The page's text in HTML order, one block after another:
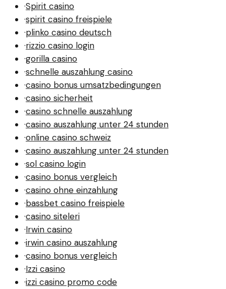
·Spirit casino
·spirit casino freispiele
·plinko casino deutsch
·rizzio casino login
·gorilla casino
·schnelle auszahlung casino
·casino bonus umsatzbedingungen
·casino sicherheit
·casino schnelle auszahlung
·casino auszahlung unter 24 stunden
·online casino schweiz
·casino auszahlung unter 24 stunden
·sol casino login
·casino bonus vergleich
·casino ohne einzahlung
·bassbet casino freispiele
·casino siteleri
·Irwin casino
·irwin casino auszahlung
·casino bonus vergleich
·Izzi casino
·izzi casino promo code